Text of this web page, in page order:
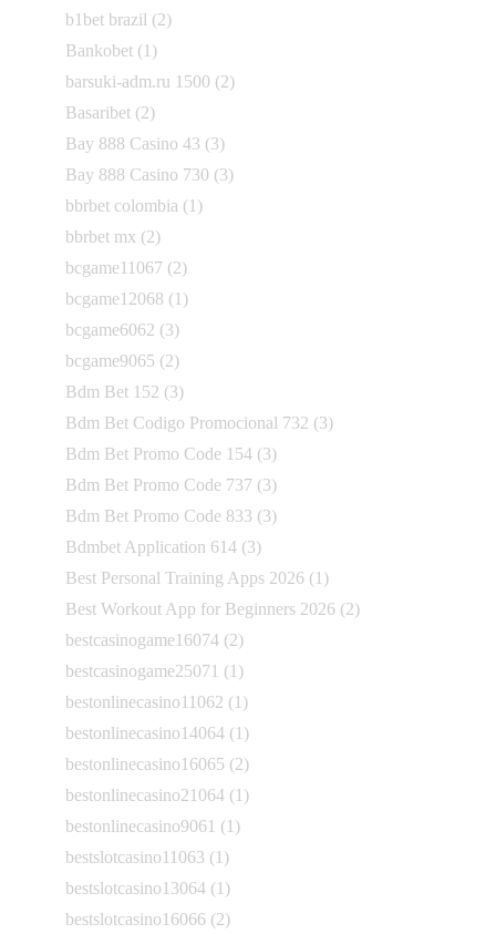
b1bet brazil (2)
Bankobet (1)
barsuki-adm.ru 1500 (2)
Basaribet (2)
Bay 888 Casino 43 (3)
Bay 888 Casino 730 (3)
bbrbet colombia (1)
bbrbet mx (2)
bcgame11067 (2)
bcgame12068 (1)
bcgame6062 (3)
bcgame9065 (2)
Bdm Bet 152 (3)
Bdm Bet Codigo Promocional 732 (3)
Bdm Bet Promo Code 154 (3)
Bdm Bet Promo Code 737 (3)
Bdm Bet Promo Code 833 (3)
Bdmbet Application 614 (3)
Best Personal Training Apps 2026 (1)
Best Workout App for Beginners 2026 (2)
bestcasinogame16074 (2)
bestcasinogame25071 (1)
bestonlinecasino11062 (1)
bestonlinecasino14064 (1)
bestonlinecasino16065 (2)
bestonlinecasino21064 (1)
bestonlinecasino9061 (1)
bestslotcasino11063 (1)
bestslotcasino13064 (1)
bestslotcasino16066 (2)